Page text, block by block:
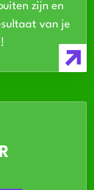
zijn en
van je